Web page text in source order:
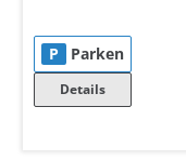
P Parken
Details